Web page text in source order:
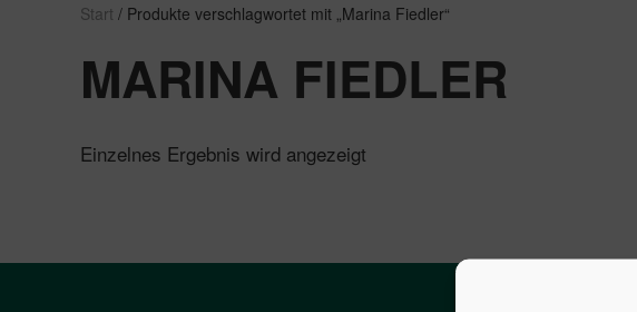
Start / Produkte verschlagwortet mit „Marina Fiedler“
MARINA FIEDLER
Einzelnes Ergebnis wird angezeigt